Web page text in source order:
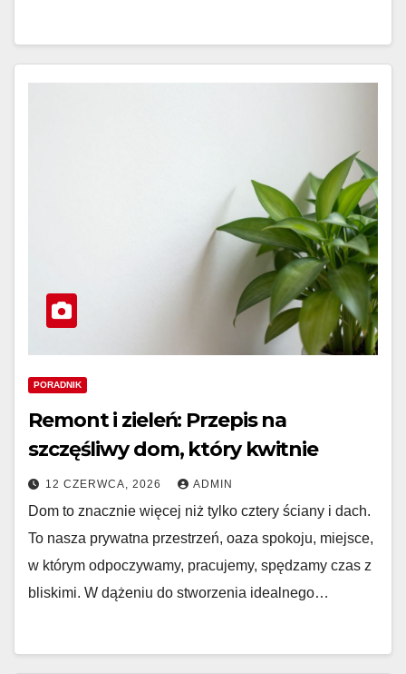
PORADNIK
Remont i zieleń: Przepis na
szczęśliwy dom, który kwitnie
12 CZERWCA, 2026 ADMIN
Dom to znacznie więcej niż tylko cztery ściany i dach.
To nasza prywatna przestrzeń, oaza spokoju, miejsce,
w którym odpoczywamy, pracujemy, spędzamy czas z
bliskimi. W dążeniu do stworzenia idealnego…